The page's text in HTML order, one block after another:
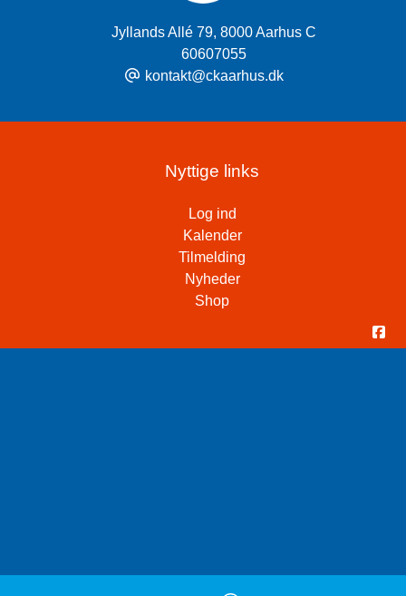
Jyllands Allé 79, 8000 Aarhus C
60607055
kontakt@ckaarhus.dk
Nyttige links
Log ind
Kalender
Tilmelding
Nyheder
Shop